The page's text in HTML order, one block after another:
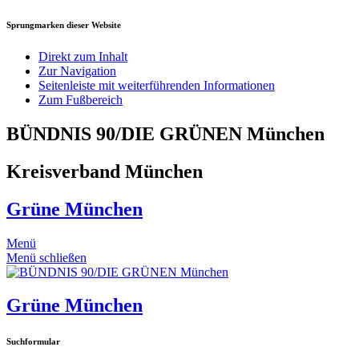
Sprungmarken dieser Website
Direkt zum Inhalt
Zur Navigation
Seitenleiste mit weiterführenden Informationen
Zum Fußbereich
BÜNDNIS 90/DIE GRÜNEN München
Kreisverband München
Grüne München
Menü
Menü schließen
Grüne München
Suchformular